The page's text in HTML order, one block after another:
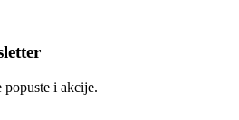
popuste i akcije.